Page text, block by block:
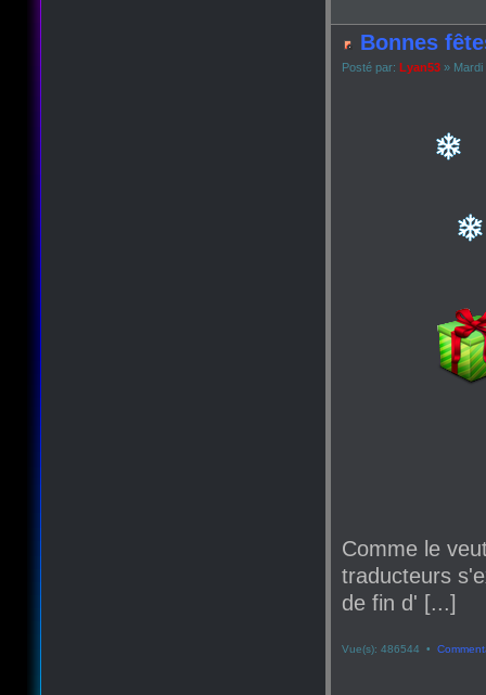
Bonnes
Posté par: Lyan53 » Mardi
Comme le
traducteurs
de fin d' [...]
Vue(s): 486544 •